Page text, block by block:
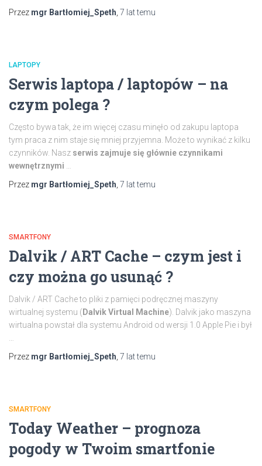
Przez mgr Bartłomiej_Speth 7 lattemu
LAPTOPY
Serwis laptopa / laptopów – na
czym polega ?
Często bywa tak, że im więcej czasu minęło od zakupu laptopa
tym praca z nim staje się mniej przyjemna. Może to wynikać z kilku
czynników. Nasz serwis zajmuje się głównie czynnikami
wewnętrznymi
Przez mgr Bartłomiej_Speth 7 lattemu
SMARTFONY
Dalvik / ART Cache – czym jest i
czy można go usunąć ?
Dalvik / ART Cache to pliki z pamięci podręcznej maszyny
wirtualnej systemu ( Dalvik Virtual Machine). Dalvik jako maszyna
wirtualna powstał dla systemu Android od wersji 1.0 Apple Pie i był
Przez mgr Bartłomiej_Speth 7 lattemu
SMARTFONY
Today Weather – prognoza
pogody w Twoim smartfonie